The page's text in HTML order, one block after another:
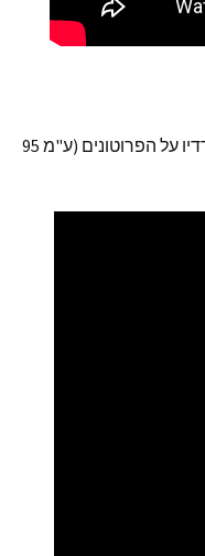
סרטון המדגים את פעולתו של פולס הרדיו על הפרוטונים (ע"מ 95